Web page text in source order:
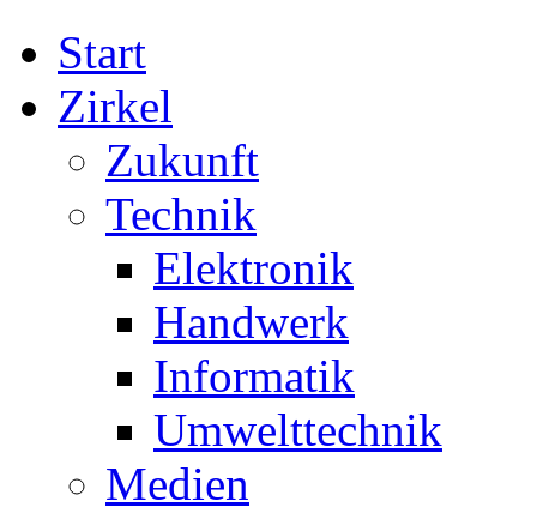
Start
Zirkel
Zukunft
Technik
Elektronik
Handwerk
Informatik
Umwelttechnik
Medien